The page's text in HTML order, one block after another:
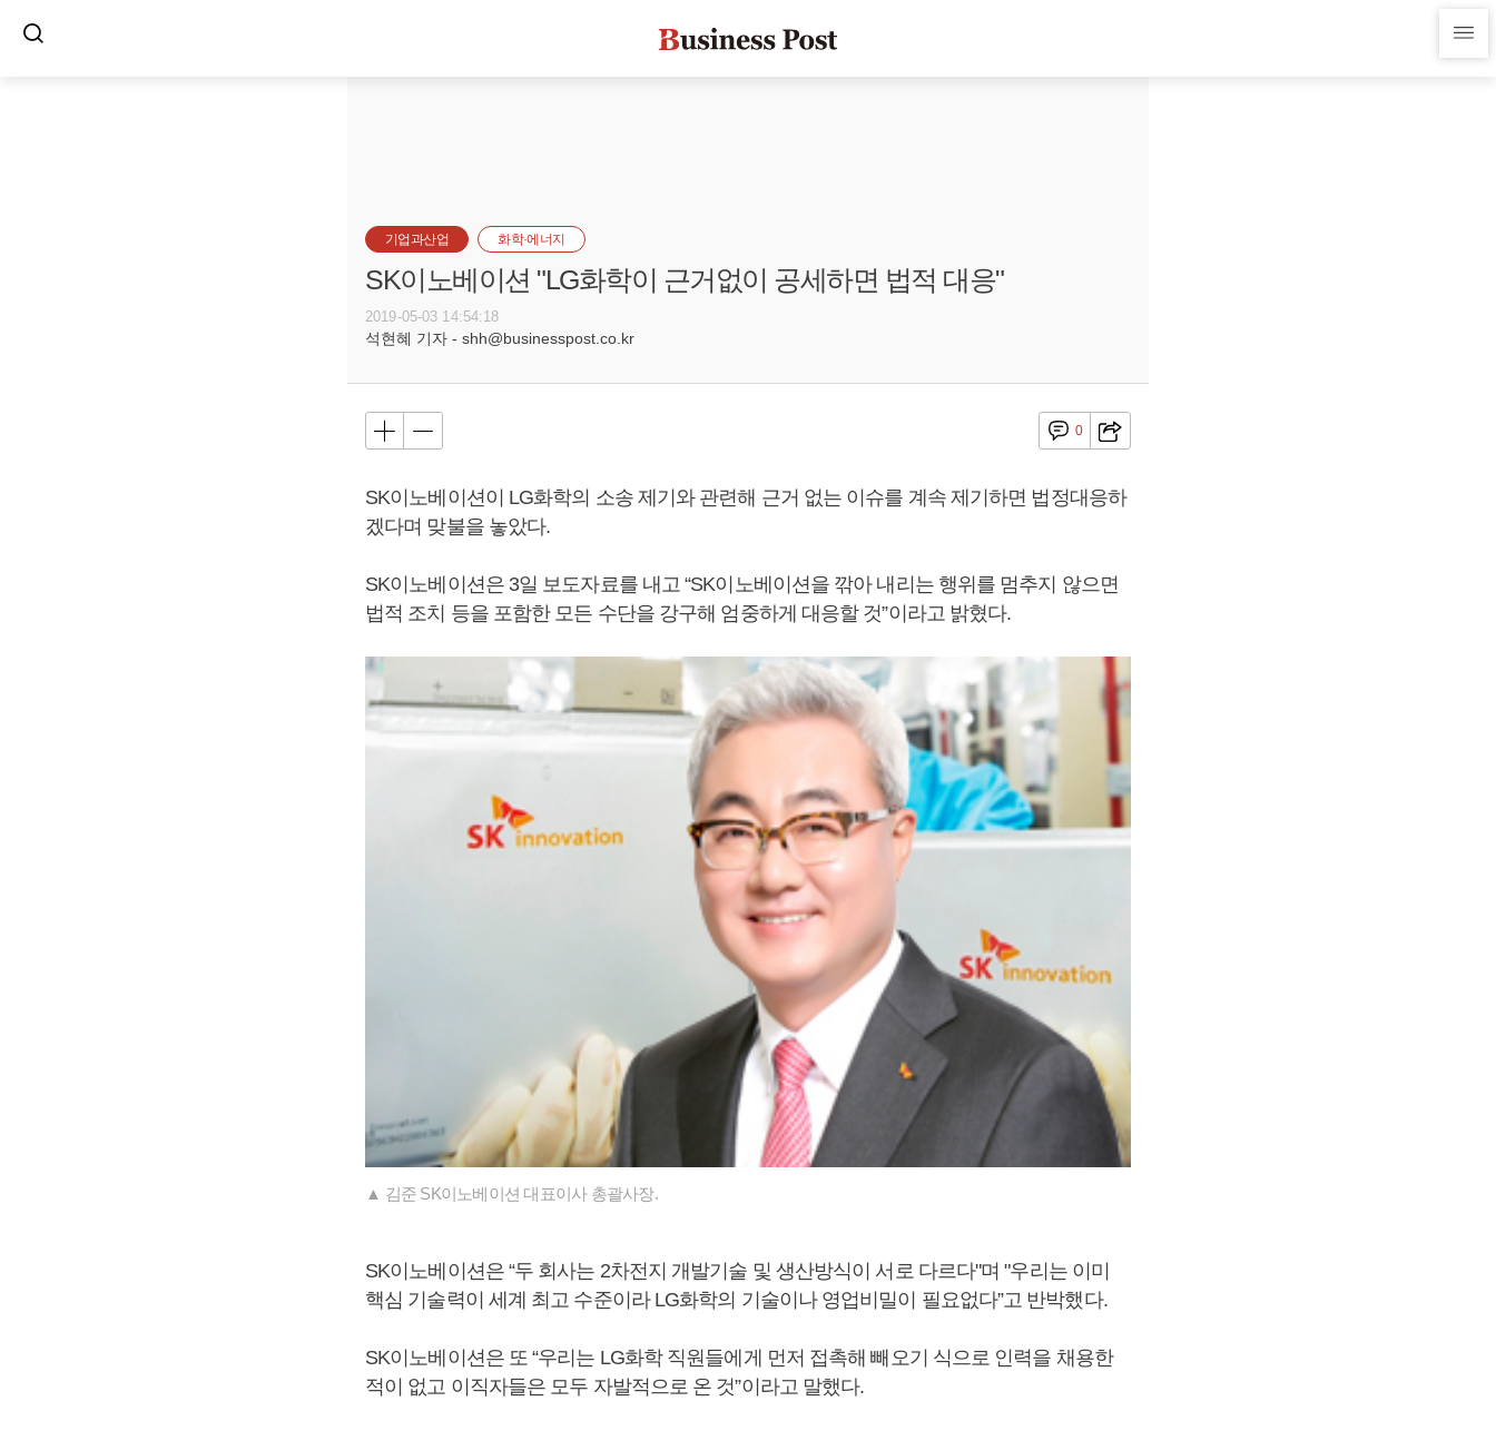
기업과산업 화학·에너지
SK이노베이션 "LG화학이 근거없이 공세하면 법적 대응"
2019-05-03 14:54:18
석현혜 기자 - shh@businesspost.co.kr
0
SK이노베이션이 LG화학의 소송 제기와 관련해 근거 없는 이슈를 계속 제기하면 법정대응하
겠다며 맞불을 놓았다.
SK이노베이션은 3일 보도자료를 내고 “SK이노베이션을 깎아 내리는 행위를 멈추지 않으면
법적 조치 등을 포함한 모든 수단을 강구해 엄중하게 대응할 것”이라고 밝혔다.
▲ 김준 SK이노베이션 대표이사 총괄사장.
SK이노베이션은 “두 회사는 2차전지 개발기술 및 생산방식이 서로 다르다"며 "우리는 이미
핵심 기술력이 세계 최고 수준이라 LG화학의 기술이나 영업비밀이 필요없다”고 반박했다.
SK이노베이션은 또 “우리는 LG화학 직원들에게 먼저 접촉해 빼오기 식으로 인력을 채용한
적이 없고 이직자들은 모두 자발적으로 온 것”이라고 말했다.